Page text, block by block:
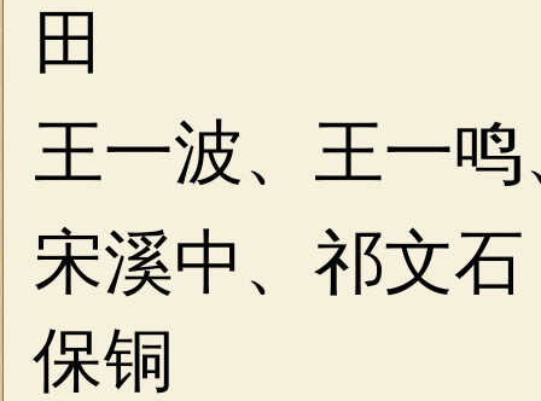
田
王一波、王一
宋溪中、祁文
保铜